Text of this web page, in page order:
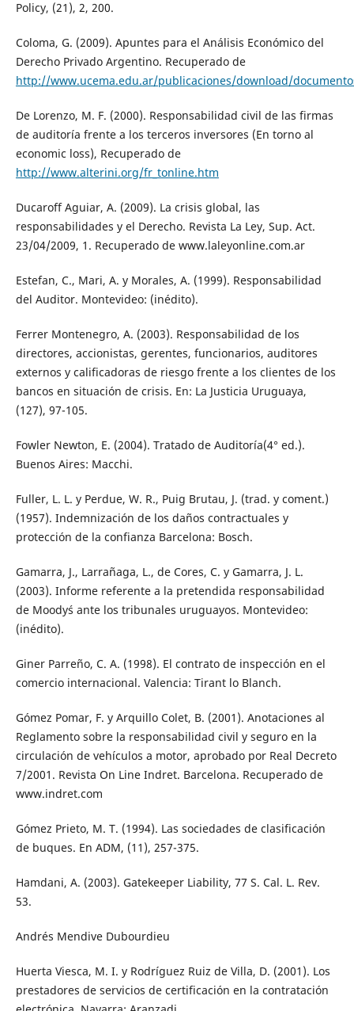
Policy, (21), 2, 200.
Coloma, G. (2009). Apuntes para el Análisis Económico del
Derecho Privado Argentino. Recuperado de
http://www.ucema.edu.ar/publicaciones/download/
De Lorenzo, M. F. (2000). Responsabilidad civil de las firmas
de auditoría frente a los terceros inversores (En torno al
economic loss), Recuperado de
http://www.alterini.org/fr_tonline.htm
Ducaroff Aguiar, A. (2009). La crisis global, las
responsabilidades y el Derecho. Revista La Ley, Sup. Act.
23/04/2009, 1. Recuperado de www.laleyonline.com.ar
Estefan, C., Mari, A. y Morales, A. (1999). Responsabilidad
del Auditor. Montevideo: (inédito).
Ferrer Montenegro, A. (2003). Responsabilidad de los
directores, accionistas, gerentes, funcionarios, auditores
externos y calificadoras de riesgo frente a los clientes de los
bancos en situación de crisis. En: La Justicia Uruguaya,
(127), 97-105.
Fowler Newton, E. (2004). Tratado de Auditoría(4° ed.).
Buenos Aires: Macchi.
Fuller, L. L. y Perdue, W. R., Puig Brutau, J. (trad. y coment.)
(1957). Indemnización de los daños contractuales y
protección de la confianza Barcelona: Bosch.
Gamarra, J., Larrañaga, L., de Cores, C. y Gamarra, J. L.
(2003). Informe referente a la pretendida responsabilidad
de Moody´s ante los tribunales uruguayos. Montevideo:
(inédito).
Giner Parreño, C. A. (1998). El contrato de inspección en el
comercio internacional. Valencia: Tirant lo Blanch.
Gómez Pomar, F. y Arquillo Colet, B. (2001). Anotaciones al
Reglamento sobre la responsabilidad civil y seguro en la
circulación de vehículos a motor, aprobado por Real Decreto
7/2001. Revista On Line Indret. Barcelona. Recuperado de
www.indret.com
Gómez Prieto, M. T. (1994). Las sociedades de clasificación
de buques. En ADM, (11), 257-375.
Hamdani, A. (2003). Gatekeeper Liability, 77 S. Cal. L. Rev.
53.
Andrés Mendive Dubourdieu
Huerta Viesca, M. I. y Rodríguez Ruiz de Villa, D. (2001). Los
prestadores de servicios de certificación en la contratación